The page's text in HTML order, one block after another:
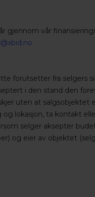
gjennom vår
forutsetter fra
i den stand den
uten at
lokasjon, ta kontakt
selger aksepter
og eier av objektet